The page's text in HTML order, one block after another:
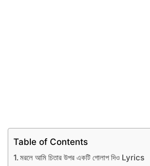
Table of Contents
মরলে আমি চিতার উপর একটি গোলাপ দিও Lyrics